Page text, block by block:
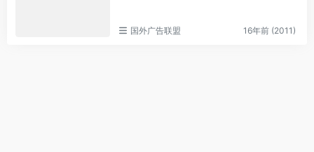
国外广告联盟 16年前 (2011)